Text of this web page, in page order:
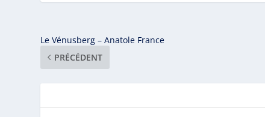
Le Vénusberg – Anatole France
PRÉCÉDENT